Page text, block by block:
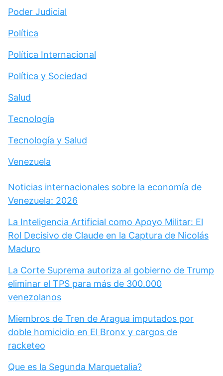
Poder Judicial
Política
Política Internacional
Política y Sociedad
Salud
Tecnología
Tecnología y Salud
Venezuela
Noticias internacionales sobre la economía de
Venezuela: 2026
La Inteligencia Artificial como Apoyo Militar: El
Rol Decisivo de Claude en la Captura de Nicolás
Maduro
La Corte Suprema autoriza al gobierno de Trump
eliminar el TPS para más de 300.000
venezolanos
Miembros de Tren de Aragua imputados por
doble homicidio en El Bronx y cargos de
racketeo
Que es la Segunda Marquetalia?